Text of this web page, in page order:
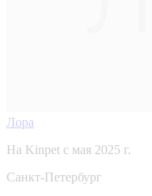
Лора
На Kinpet c мая 2025 г.
Санкт-Петербург